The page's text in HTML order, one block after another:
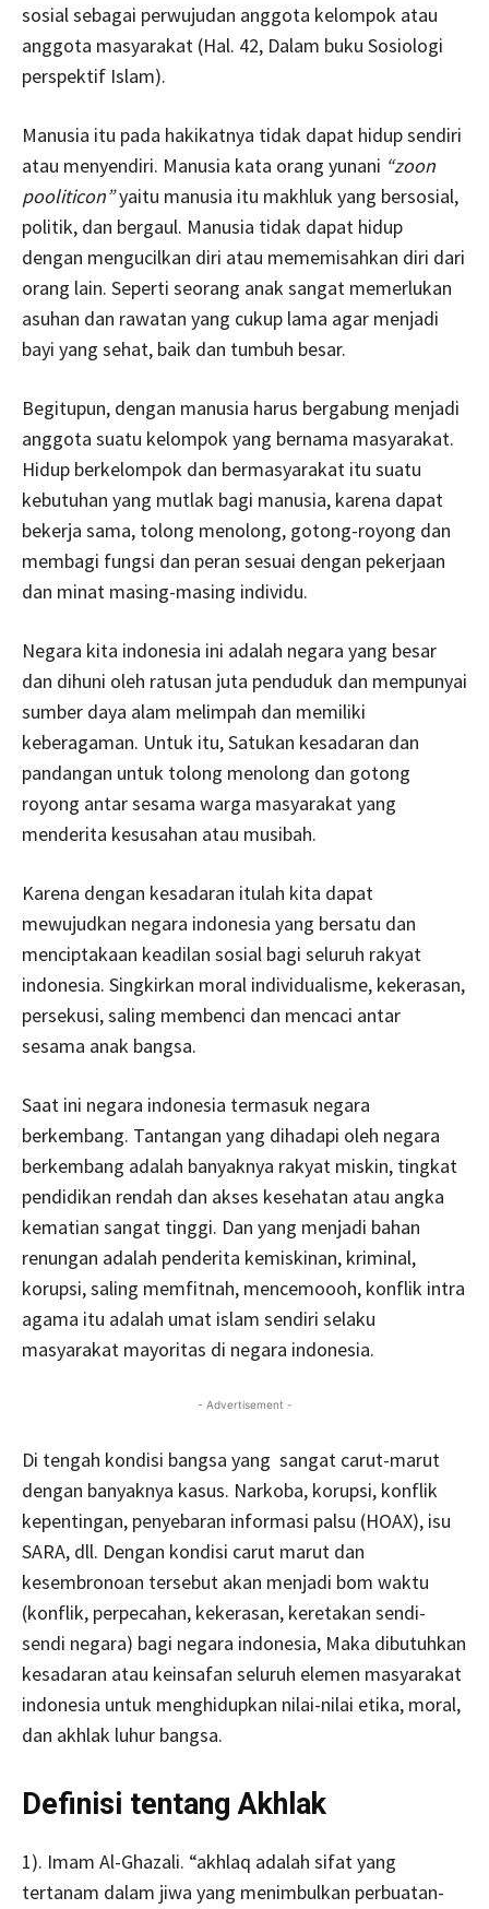
sosial sebagai perwujudan anggota kelompok atau
anggota masyarakat (Hal. 42, Dalam buku Sosiologi
perspektif Islam).
Manusia itu pada hakikatnya tidak dapat hidup sendiri
atau menyendiri. Manusia kata orang yunani “zoon
pooliticon”yaitu manusia itu makhluk yang bersosial,
politik, dan bergaul. Manusia tidak dapat hidup
dengan mengucilkan diri atau mememisahkan diri dari
orang lain. Seperti seorang anak sangat memerlukan
asuhan dan rawatan yang cukup lama agar menjadi
bayi yang sehat, baik dan tumbuh besar.
Begitupun, dengan manusia harus bergabung menjadi
anggota suatu kelompok yang bernama masyarakat.
Hidup berkelompok dan bermasyarakat itu suatu
kebutuhan yang mutlak bagi manusia, karena dapat
bekerja sama, tolong menolong, gotong-royong dan
membagi fungsi dan peran sesuai dengan pekerjaan
dan minat masing-masing individu.
Negara kita indonesia ini adalah negara yang besar
dan dihuni oleh ratusan juta penduduk dan mempunyai
sumber daya alam melimpah dan memiliki
keberagaman. Untuk itu, Satukan kesadaran dan
pandangan untuk tolong menolong dan gotong
royong antar sesama warga masyarakat yang
menderita kesusahan atau musibah.
Karena dengan kesadaran itulah kita dapat
mewujudkan negara indonesia yang bersatu dan
menciptakaan keadilan sosial bagi seluruh rakyat
indonesia. Singkirkan moral individualisme, kekerasan,
persekusi, saling membenci dan mencaci antar
sesama anak bangsa.
Saat ini negara indonesia termasuk negara
berkembang. Tantangan yang dihadapi oleh negara
berkembang adalah banyaknya rakyat miskin, tingkat
pendidikan rendah dan akses kesehatan atau angka
kematian sangat tinggi. Dan yang menjadi bahan
renungan adalah penderita kemiskinan, kriminal,
korupsi, saling memfitnah, mencemoooh, konflik intra
agama itu adalah umat islam sendiri selaku
masyarakat mayoritas di negara indonesia.
- Advertisement -
Di tengah kondisi bangsa yang sangat carut-marut
dengan banyaknya kasus. Narkoba, korupsi, konflik
kepentingan, penyebaran informasi palsu (HOAX), isu
SARA, dll. Dengan kondisi carut marut dan
kesembronoan tersebut akan menjadi bom waktu
(konflik, perpecahan, kekerasan, keretakan sendi-
sendi negara) bagi negara indonesia, Maka dibutuhkan
kesadaran atau keinsafan seluruh elemen masyarakat
indonesia untuk menghidupkan nilai-nilai etika, moral,
dan akhlak luhur bangsa.
Definisi tentang Akhlak
1). Imam Al-Ghazali. “akhlaq adalah sifat yang
tertanam dalam jiwa yang menimbulkan perbuatan-